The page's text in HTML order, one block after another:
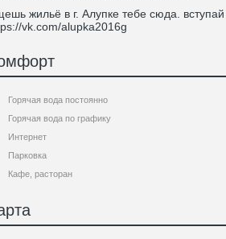
жильё в г. Алупке тебе сюда. вступай
vk.com/alupka2016g
Горячая вода постоянно
Горячая вода по графику
Интернет
Парковка
Кафе, расторан